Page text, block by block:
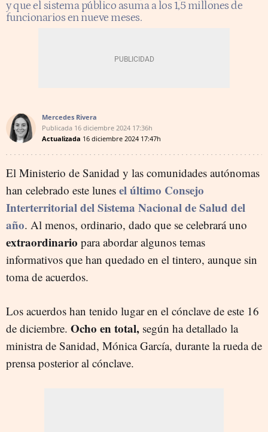
y que el sistema público asuma a los 1,5 millones de
funcionarios en nueve meses.
Mercedes Rivera
Publicada 16 diciembre 2024 17:36h
Actualizada 16 diciembre 2024 17:47h
El Ministerio de Sanidad y las comunidades autónomas
han celebrado este lunes el último Consejo
Interterritorial del Sistema Nacional de Salud del
año. Al menos, ordinario, dado que se celebrará uno
extraordinario para abordar algunos temas
informativos que han quedado en el tintero, aunque sin
toma de acuerdos.
Los acuerdos han tenido lugar en el cónclave de este 16
de diciembre. Ocho en total, según ha detallado la
ministra de Sanidad, Mónica García, durante la rueda de
prensa posterior al cónclave.